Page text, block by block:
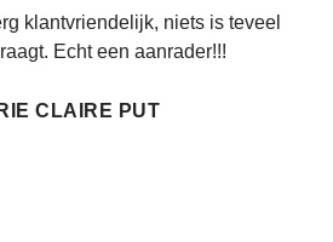
klantvriendelijk, niets is teveel
Echt een aanrader!!!
CLAIRE PUT